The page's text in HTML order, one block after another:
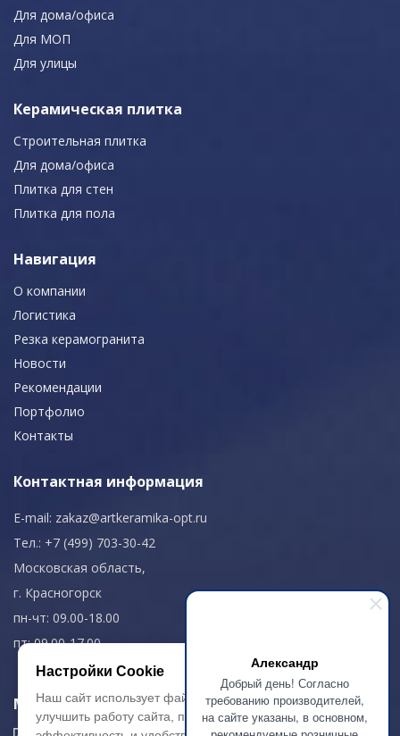
Александр
Добрый день! Согласно
требованию производителей,
на сайте указаны, в основном,
Для дома/офиса
Для МОП
Для улицы
Керамическая плитка
Строительная плитка
Для дома/офиса
Плитка для стен
Плитка для пола
Навигация
О компании
Логистика
Резка керамогранита
Новости
Рекомендации
Портфолио
Контакты
Контактная информация
E-mail: zakaz@artkeramika-opt.ru
Тел.: +7 (499) 703-30-42
Московская область,
г. Красногорск
пн-чт: 09.00-18.00
пт: 09.00-17.00
Мы в соц. сетях
Настройки Cookie
Наш сайт использует файлы cookie, чтобы
улучшить работу сайта, повысить его